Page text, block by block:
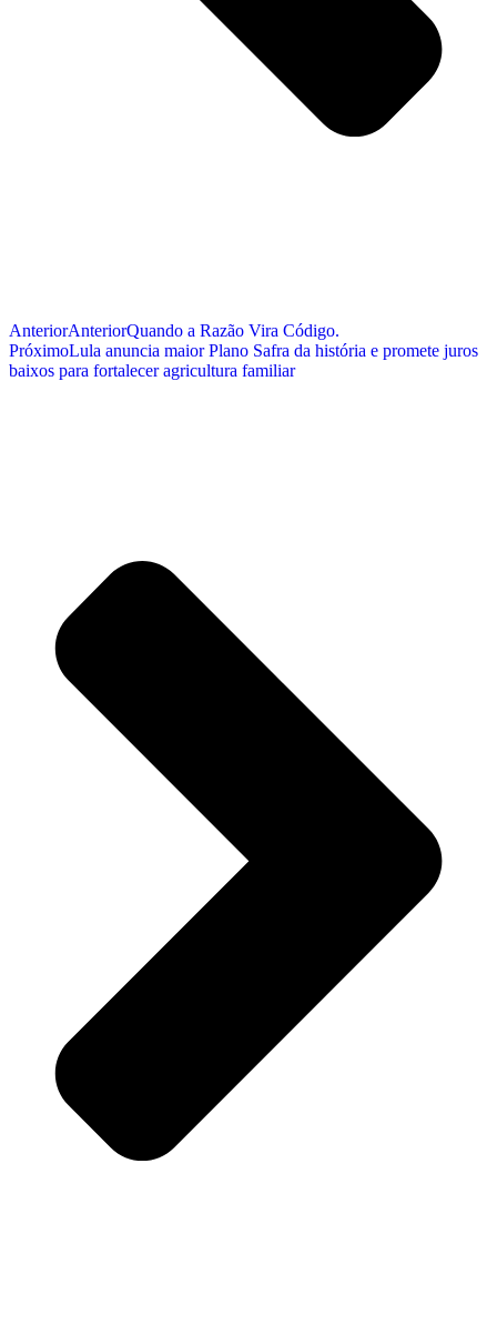
AnteriorAnteriorQuando a Razão Vira Código.
PróximoLula anuncia maior Plano Safra da história e promete juros
baixos para fortalecer agricultura familiar